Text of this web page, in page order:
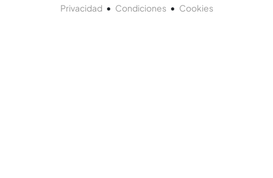
Privacidad• Condiciones• Cookies